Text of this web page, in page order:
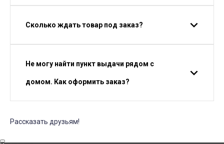
Сколько ждать товар под заказ?
Не могу найти пункт выдачи рядом с
домом. Как оформить заказ?
Рассказать друзьям!